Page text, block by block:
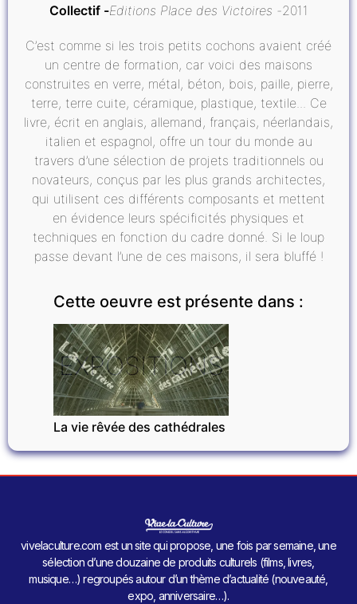
Collectif Editions Place des Victoires 2011
C’est comme si les trois petits cochons avaient créé
un centre de formation, car voici des maisons
construites en verre, métal, béton, bois, paille, pierre,
terre, terre cuite, céramique, plastique, textile... Ce
livre, écrit en anglais, allemand, français, néerlandais,
italien et espagnol, offre un tour du monde au
travers d’une sélection de projets traditionnels ou
novateurs, conçus par les plus grands architectes,
qui utilisent ces différents composants et mettent
en évidence leurs spécificités physiques et
techniques en fonction du cadre donné. Si le loup
passe devant l’une de ces maisons, il sera bluffé !
Cette oeuvre est présente dans :
EXPOSITIONS
La vie rêvée des cathédrales
vivelaculture.com est un site qui propose, une fois par semaine, une
sélection d’une douzaine de produits culturels (films, livres,
musique…) regroupés autour d’un thème d’actualité (nouveauté,
expo, anniversaire…).